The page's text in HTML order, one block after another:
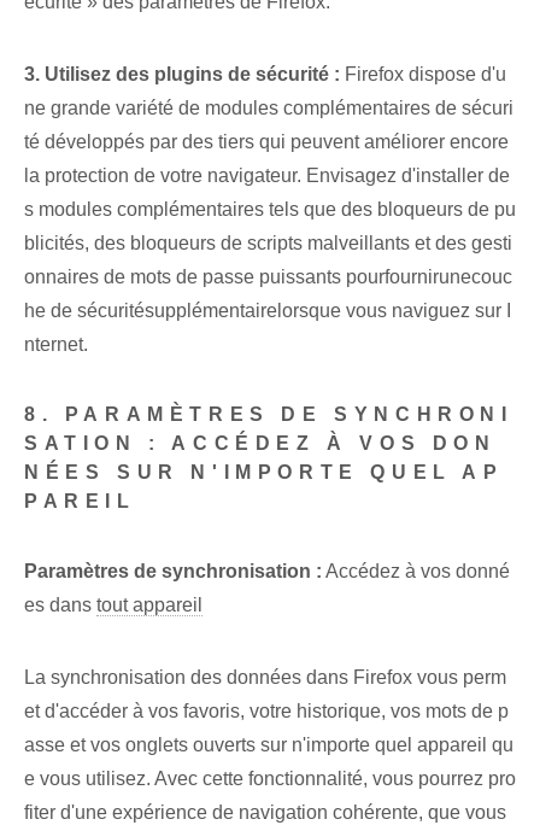
3. Utilisez des plugins de sécurité : Firefox ⁣dispose⁣ d'u
ne grande⁣ variété⁣ de modules complémentaires de sécuri
té développés par des tiers qui peuvent améliorer encore
la protection de votre navigateur. ⁤Envisagez d'installer de
s modules complémentaires tels que ⁢des bloqueurs de pu
blicités, des bloqueurs de scripts malveillants et des gesti
onnaires de mots de passe puissants pour⁢fournir⁤une⁤couc
he de sécurité⁤supplémentaire⁤lorsque vous naviguez sur I
nternet.
8. PARAMÈTRES DE SYNCHRONI
SATION : ACCÉDEZ À VOS DON
NÉES SUR N'IMPORTE QUEL AP
PAREIL
Paramètres de synchronisation : Accédez à vos donné
es dans⁤ tout appareil
La synchronisation des données dans Firefox vous perm
et d'accéder à vos favoris, votre historique, vos mots de p
asse et vos onglets ouverts sur n'importe quel appareil qu
e vous utilisez. Avec cette fonctionnalité, vous pourrez pro
fiter d'une expérience de navigation cohérente, que vous